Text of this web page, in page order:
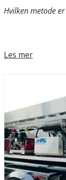
Hvilken metode er
Les mer